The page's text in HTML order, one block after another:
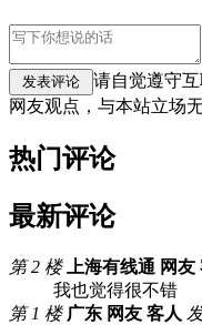
请自觉遵守
网友观点，与本站立场无
热门评论
最新评论
第 2 楼 上海有线通 网友
我也觉得很不错
第 1 楼 广东 网友 客人